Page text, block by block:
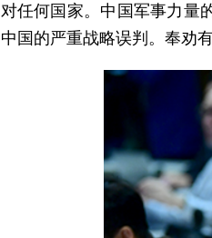
对任何国家。中国军事力量
中国的严重战略误判。奉劝